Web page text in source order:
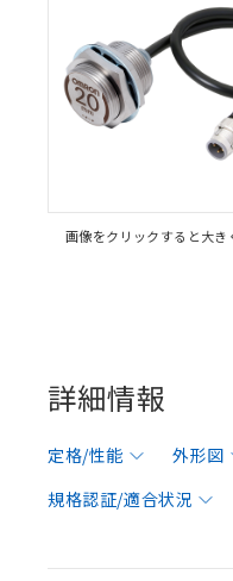
画像をクリックすると大き
詳細情報
定格/性能 外形図
規格認証/適合状況